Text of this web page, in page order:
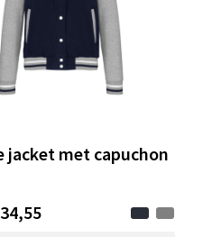
jacket met capuchon